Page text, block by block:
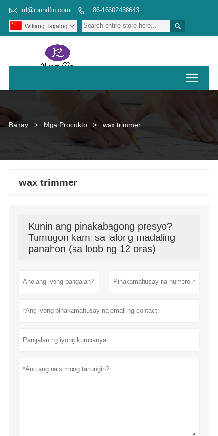
 rd@roundfin.com  +86-16602438643

Wikang Tagalog 
Bahay > Mga Produkto > wax trimmer
wax trimmer
Kunin ang pinakabagong presyo?
Tumugon kami sa lalong madaling
panahon (sa loob ng 12 oras)